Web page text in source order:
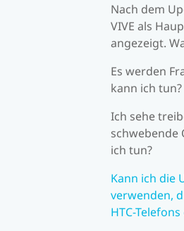
Nach dem
VIVE als
angezeigt.
Es werden
kann ich tun?
Ich sehe
schwebende
ich tun?
Kann ich die
verwenden,
HTC-